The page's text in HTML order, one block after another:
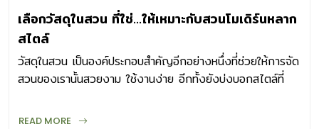
เลือกวัสดุในสวน ที่ใช่…ให้เหมาะกับสวนโมเดิร์นหลาก
สไตล์
วัสดุในสวน เป็นองค์ประกอบสำคัญอีกอย่างหนึ่งที่ช่วยให้การจัด
สวนของเรานั้นสวยงาม ใช้งานง่าย อีกทั้งยังบ่งบอกสไตล์ที่
READ MORE